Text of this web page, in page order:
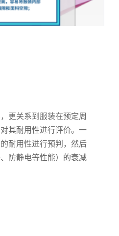
更关系到服装在预定周
其耐用性进行评价。一
耐用性进行预判，然后
防静电等性能）的衰减